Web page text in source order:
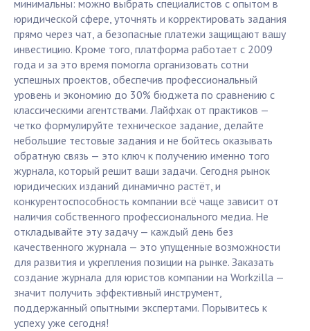
минимальны: можно выбрать специалистов с опытом в
юридической сфере, уточнять и корректировать задания
прямо через чат, а безопасные платежи защищают вашу
инвестицию. Кроме того, платформа работает с 2009
года и за это время помогла организовать сотни
успешных проектов, обеспечив профессиональный
уровень и экономию до 30% бюджета по сравнению с
классическими агентствами. Лайфхак от практиков —
четко формулируйте техническое задание, делайте
небольшие тестовые задания и не бойтесь оказывать
обратную связь — это ключ к получению именно того
журнала, который решит ваши задачи. Сегодня рынок
юридических изданий динамично растёт, и
конкурентоспособность компании всё чаще зависит от
наличия собственного профессионального медиа. Не
откладывайте эту задачу — каждый день без
качественного журнала — это упущенные возможности
для развития и укрепления позиции на рынке. Заказать
создание журнала для юристов компании на Workzilla —
значит получить эффективный инструмент,
поддержанный опытными экспертами. Порывитесь к
успеху уже сегодня!